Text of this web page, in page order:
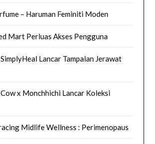
– Haruman Feminiti Moden
Mart Perluas Akses Pengguna
Lancar Tampalan Jerawat
x Monchhichi Lancar Koleksi
Midlife Wellness : Perimenopaus